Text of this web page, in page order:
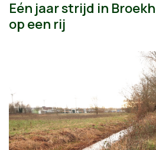
Eén jaar strijd in
op een rij